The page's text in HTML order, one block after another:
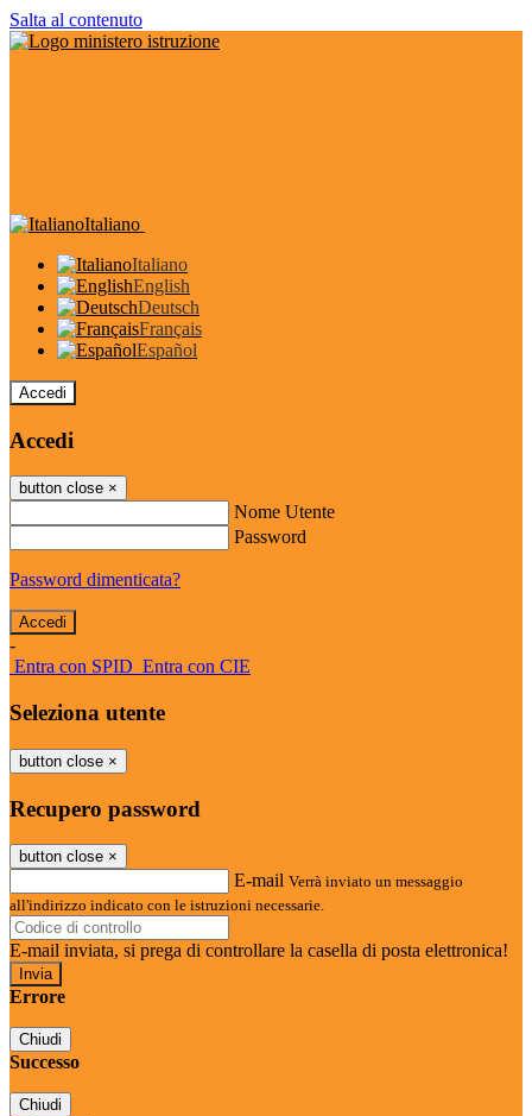
Salta al contenuto
Italiano
Italiano
English
Deutsch
Français
Español
Accedi
Accedi
button close ×
Nome Utente
Password
Password dimenticata?
-
Entra con SPID Entra con CIE
Seleziona utente
button close ×
Recupero password
button close ×
E-mail Verrà inviato un messaggio
all'indirizzo indicato con le istruzioni necessarie.
E-mail inviata, si prega di controllare la casella di posta elettronica!
Errore
Chiudi
Successo
Chiudi